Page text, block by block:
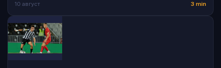
10 август 3 min